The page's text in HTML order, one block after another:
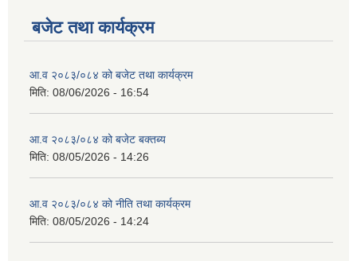
बजेट तथा कार्यक्रम
आ.व २०८३/०८४ को बजेट तथा कार्यक्रम
मिति: 08/06/2026 - 16:54
आ.व २०८३/०८४ को बजेट बक्तब्य
मिति: 08/05/2026 - 14:26
आ.व २०८३/०८४ को नीति तथा कार्यक्रम
मिति: 08/05/2026 - 14:24